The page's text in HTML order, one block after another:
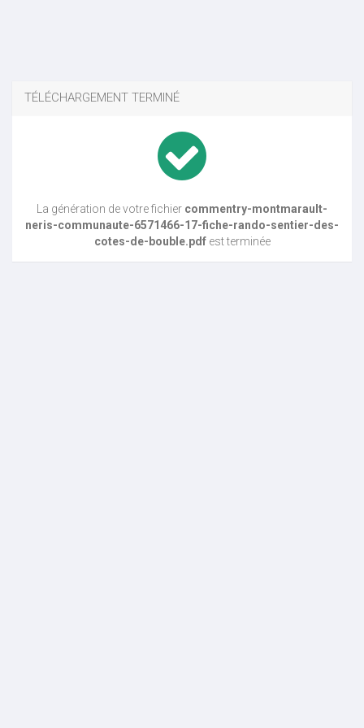
TÉLÉCHARGEMENT TERMINÉ
La génération de votre fichier commentry-montmarault-
neris-communaute-6571466-17-fiche-rando-sentier-des-
cotes-de-bouble.pdfest terminée